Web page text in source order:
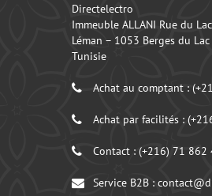
Directelectro
Immeuble ALLANI Rue du Lac
Léman – 1053 Berges du Lac
Tunisie
Achat au comptant :
Achat par facilités :
Contact : (+216) 71 862
Service B2B :